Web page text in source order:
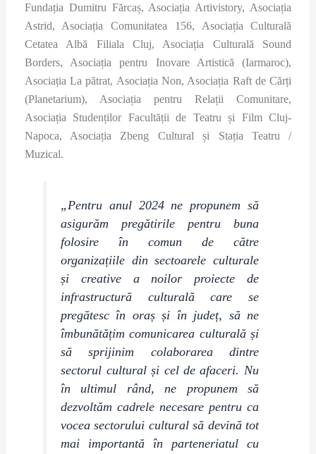
Fundația Dumitru Fărcaș, Asociația Artivistory, Asociația
Astrid, Asociația Comunitatea 156, Asociația Culturală
Cetatea Albă Filiala Cluj, Asociația Culturală Sound
Borders, Asociația pentru Inovare Artistică (Iarmaroc),
Asociația La pătrat, Asociația Non, Asociația Raft de Cărți
(Planetarium), Asociația pentru Relații Comunitare,
Asociația Studenților Facultății de Teatru și Film Cluj-
Napoca, Asociația Zbeng Cultural și Stația Teatru /
Muzical.
„Pentru anul 2024 ne propunem să
asigurăm pregătirile pentru buna
folosire în comun de către
organizațiile din sectoarele culturale
și creative a noilor proiecte de
infrastructură culturală care se
pregătesc în oraș și în județ, să ne
îmbunătățim comunicarea culturală și
să sprijinim colaborarea dintre
sectorul cultural și cel de afaceri. Nu
în ultimul rând, ne propunem să
dezvoltăm cadrele necesare pentru ca
vocea sectorului cultural să devină tot
mai importantă în parteneriatul cu